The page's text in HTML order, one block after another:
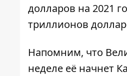
долларов на 2021
триллионов
Напомним, что
неделе её начнет